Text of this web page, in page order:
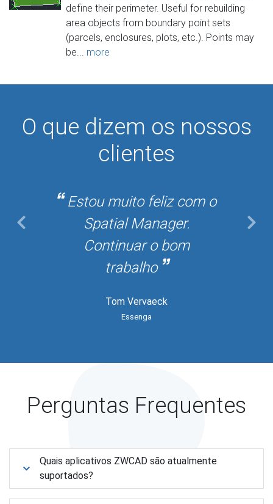
define their perimeter. Useful for rebuilding
area objects from boundary point sets
(parcels, enclosures, plots, etc.). Points may
be... more
O que dizem os nossos
clientes
Estou muito feliz com o
Spatial Manager.
Continuar o bom
trabalho
Tom Vervaeck
Essenga
Perguntas Frequentes
Quais aplicativos ZWCAD são atualmente
suportados?